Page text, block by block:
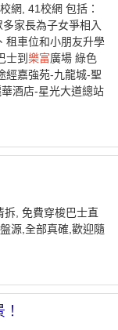
網, 41校網 包括：
家長為子女爭相入
租車位和小朋友升學
士到 樂富廣場 綠色
經嘉強苑-九龍城-聖
酒店-星光大道總站
, 免費穿梭巴士直
源,全部真確,歡迎隨